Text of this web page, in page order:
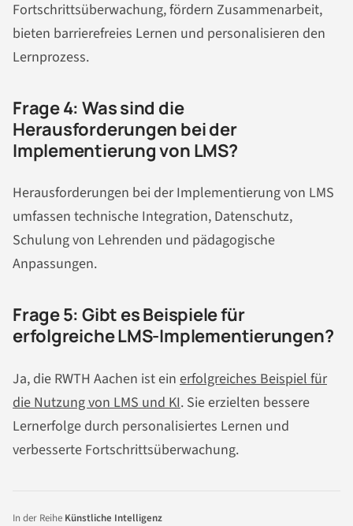
Fortschrittsüberwachung, fördern Zusammenarbeit,
bieten barrierefreies Lernen und personalisieren den
Lernprozess.
Frage 4: Was sind die
Herausforderungen bei der
Implementierung von LMS?
Herausforderungen bei der Implementierung von LMS
umfassen technische Integration, Datenschutz,
Schulung von Lehrenden und pädagogische
Anpassungen.
Frage 5: Gibt es Beispiele für
erfolgreiche LMS-Implementierungen?
Ja, die RWTH Aachen ist ein erfolgreiches Beispiel für
die Nutzung von LMS und KI. Sie erzielten bessere
Lernerfolge durch personalisiertes Lernen und
verbesserte Fortschrittsüberwachung.
In der Reihe Künstliche Intelligenz